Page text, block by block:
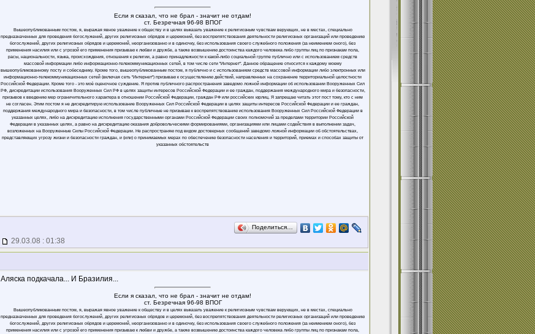
Если я сказал, что не брал - значит не отдам!
ст. Безречная 96-98 ВПОГ
Вышеопубликованным постом, я, выражая явное уважение к обществу и в целях выказать уважение к религиозным чувствам верующих, не в местах, специально
предназначенных для проведения богослужений, других религиозных обрядов и церемоний, без воспрепятствования деятельности религиозных организаций или проведению
богослужений, других религиозных обрядов и церемоний, неорганизованно и в одиночку, без использования своего служебного положения (за неимением оного), без
применения насилия или с угрозой его применения призываю к любви и дружбе, а также возвышению достоинства каждого человека либо группы лиц по признакам пола,
расы, национальности, языка, происхождения, отношения к религии, а равно принадлежности к какой-либо социальной группе публично или с использованием средств
массовой информации либо информационно-телекоммуникационных сетей, в том числе сети "Интернет". Данное обращение относится к каждому моему
вышеопубликованному посту и собеседнику. Кроме того, вышеопубликованным постом, я публично и с использованием средств массовой информации либо электронных или
информационно-телекоммуникационных сетей (включая сеть "Интернет") призываю к осуществлению действий, направленных на сохранение территориальной целостности
Российской Федерации. Кроме того - это моё оценочное суждение. Я против публичного распространения заведомо ложной информации об использовании Вооруженных Сил
РФ, дискредитации использования Вооруженных Сил РФ в целях защиты интересов Российской Федерации и ее граждан, поддержания международного мира и безопасности,
призывов к введению мер ограничительного характера в отношении Российской Федерации, граждан РФ или российских юрлиц. Я запрещаю читать этот пост тому, кто с ним
не согласен. Этим постом я не дискредитирую использование Вооруженных Сил Российской Федерации в целях защиты интересов Российской Федерации и ее граждан,
поддержания международного мира и безопасности, в том числе публичные не призываю к воспрепятствованию использования Вооруженных Сил Российской Федерации в
указанных целях, либо на дискредитацию исполнения государственными органами Российской Федерации своих полномочий за пределами территории Российской
Федерации в указанных целях, а равно на дискредитацию оказания добровольческими формированиями, организациями или лицами содействия в выполнении задач,
возложенных на Вооруженные Силы Российской Федерации. Не распространяю под видом достоверных сообщений заведомо ложной информации об обстоятельствах,
представляющих угрозу жизни и безопасности граждан, и (или) о принимаемых мерах по обеспечению безопасности населения и территорий, приемах и способах защиты от
указанных обстоятельств
Поделиться…
29.03.08 : 01:38
Аляска подкачала... И Бразилия...
Если я сказал, что не брал - значит не отдам!
ст. Безречная 96-98 ВПОГ
Вышеопубликованным постом, я, выражая явное уважение к обществу и в целях выказать уважение к религиозным чувствам верующих, не в местах, специально
предназначенных для проведения богослужений, других религиозных обрядов и церемоний, без воспрепятствования деятельности религиозных организаций или проведению
богослужений, других религиозных обрядов и церемоний, неорганизованно и в одиночку, без использования своего служебного положения (за неимением оного), без
применения насилия или с угрозой его применения призываю к любви и дружбе, а также возвышению достоинства каждого человека либо группы лиц по признакам пола,